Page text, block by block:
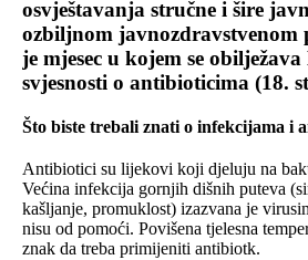
osvještavanja stručne i šire
ozbiljnom javnozdravstvenom
je mjesec u kojem se
svjesnosti o antibioticima (18.
Što biste trebali znati o infekcijama i
Antibiotici su lijekovi koji djeluju na
Većina infekcija gornjih dišnih puteva
kašljanje, promuklost) izazvana je
nisu od pomoći. Povišena tjelesna
znak da treba primijeniti antibiotk.